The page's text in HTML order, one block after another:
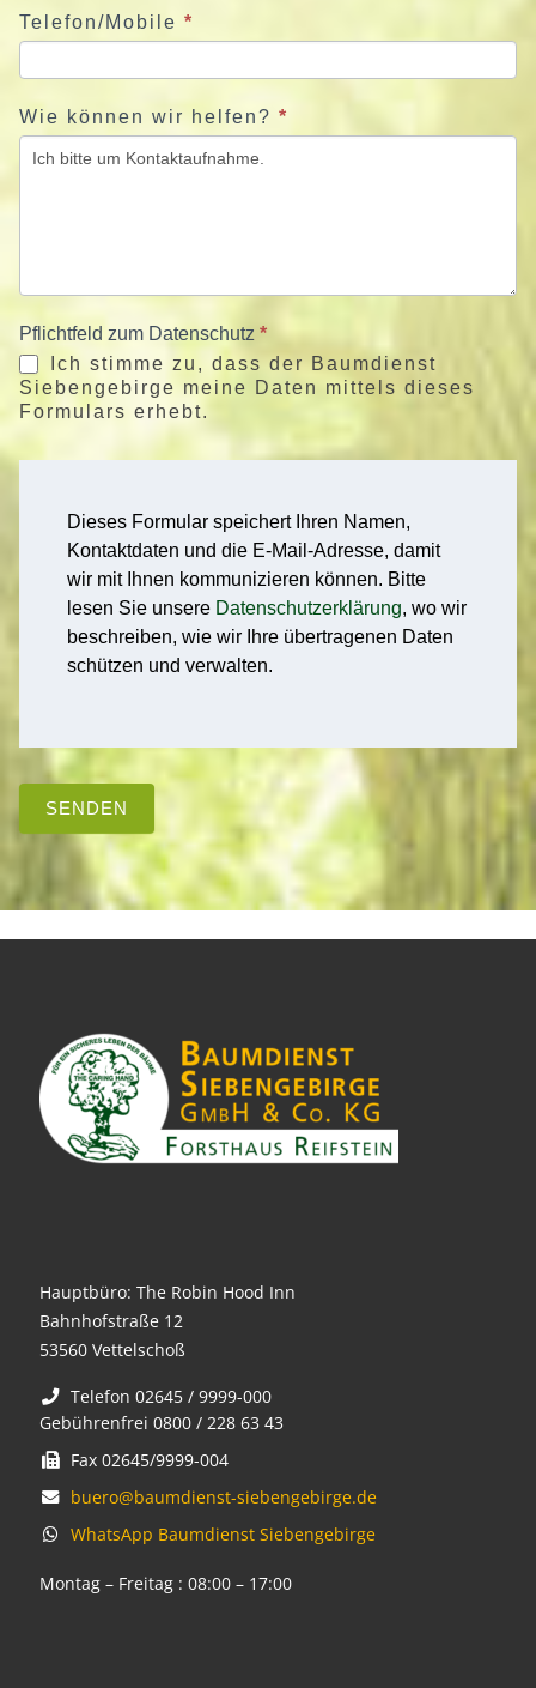
Telefon/Mobile *
Wie können wir helfen? *
Pflichtfeld zum Datenschutz *
Ich stimme zu, dass der Baumdienst
Siebengebirge meine Daten mittels dieses
Formulars erhebt.
Dieses Formular speichert Ihren Namen,
Kontaktdaten und die E-Mail-Adresse, damit
wir mit Ihnen kommunizieren können. Bitte
lesen Sie unsere Datenschutzerklärung, wo wir
beschreiben, wie wir Ihre übertragenen Daten
schützen und verwalten.
SENDEN
Hauptbüro: The Robin Hood Inn
Bahnhofstraße 12
53560 Vettelschoß
Telefon 02645 / 9999-000
Gebührenfrei 0800 / 228 63 43
Fax 02645/9999-004
buero@baumdienst-siebengebirge.de
WhatsApp Baumdienst Siebengebirge
Montag – Freitag : 08:00 – 17:00